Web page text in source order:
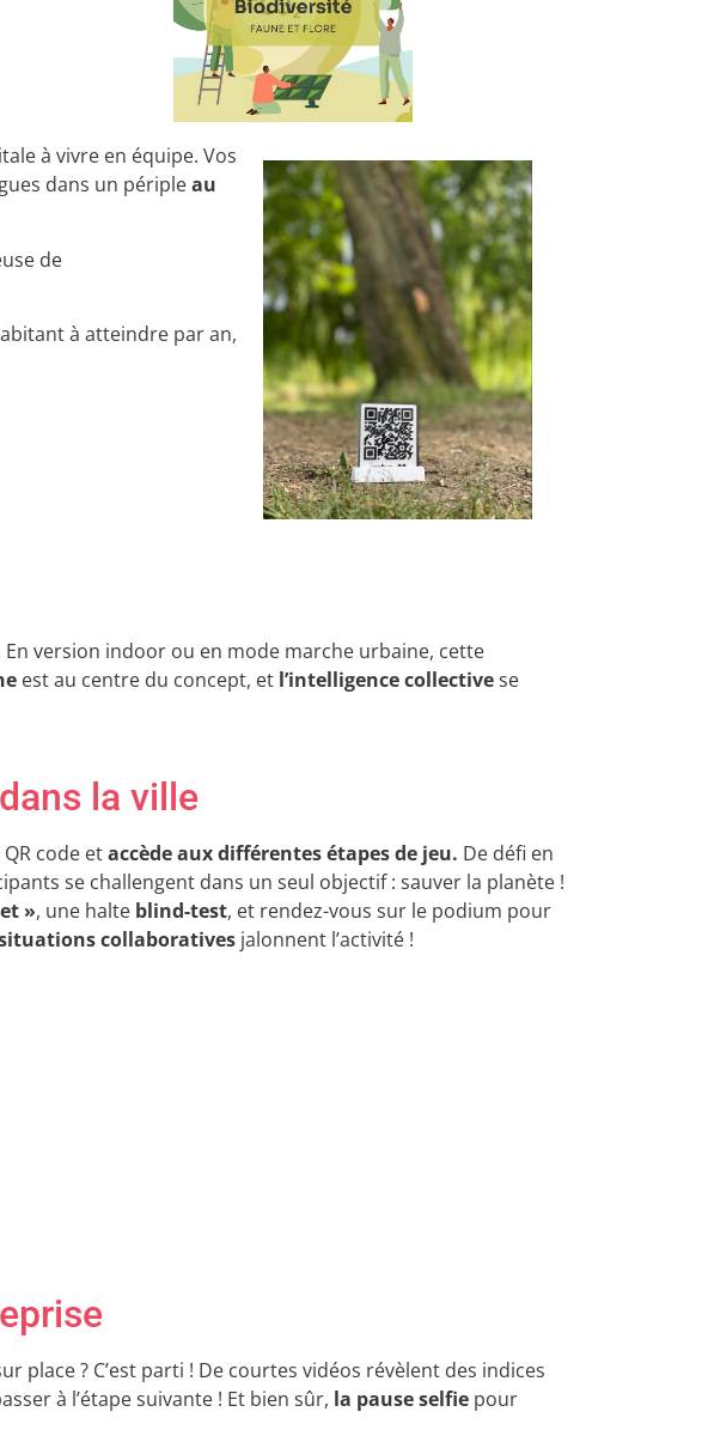
à vivre en équipe. Vos
dans un péripleau
de
à atteindre par an,
En version indoor ou en mode marche urbaine, cette
est au centre du concept, et l’intelligence collectivese
la ville
code etaccède aux différentes étapes de jeu. De défi en
se challengent dans un seul objectif : sauver la planète !
», une halte blind-test, et rendez-vous sur le podium pour
collaboratives jalonnent l’activité !
? C’est parti ! De courtes vidéos révèlent des indices
à l’étape suivante ! Et bien sûr, la pause selfie pour